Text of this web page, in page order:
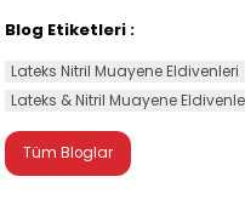
Blog Etiketleri :
Lateks Nitril Muayene Eldivenleri
Lateks & Nitril Muayene
Tüm Bloglar